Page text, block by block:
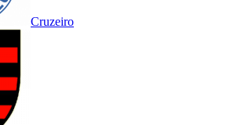
Cruzeiro